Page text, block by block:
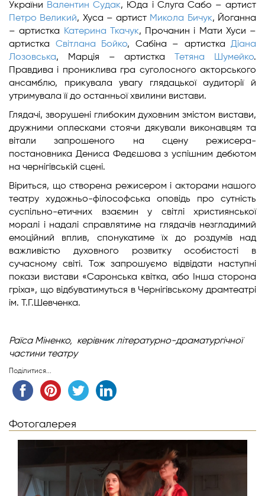
України Валентин Судак, Юда і Слуга Сабо – артист
Петро Великий, Хуса – артист Микола Бичук, Йоганна
– артистка
Катерина Ткачук, Прочанин і Мати Хуси –
артистка Світлана Бойко, Сабіна – артистка Діана
Лозовська, Марція – артистка Тетяна Шумейко.
Правдива і прониклива гра суголосного акторського
ансамблю, прикувала увагу глядацької аудиторії й
утримувала її до останньої хвилини вистави.
Глядачі, зворушені глибоким духовним змістом вистави,
дружними оплесками стоячи дякували виконавцям та
вітали запрошеного на сцену режисера-
постановника Дениса Федєшова з успішним дебютом
на чернігівській сцені.
Віриться, що створена режисером і акторами нашого
театру художньо-філософська оповідь про сутність
суспільно-етичних взаємин у світлі християнської
моралі і надалі справлятиме на глядачів незгладимий
емоційний вплив, спонукатиме їх до роздумів над
важливістю духовного розвитку особистості в
сучасному світі. Тож запрошуємо відвідати наступні
покази вистави «Саронська квітка, або Інша сторона
гріха», що відбуватимуться в Чернігівському драмтеатрі
ім. Т.Г.Шевченка.
Раїса Міненко, керівник літературно-драматургічної
частини театру
Поділитися...
Фотогалерея